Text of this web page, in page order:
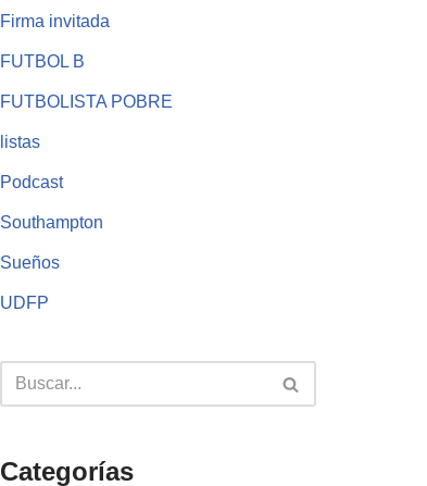
Firma invitada
FUTBOL B
FUTBOLISTA POBRE
listas
Podcast
Southampton
Sueños
UDFP
Categorías